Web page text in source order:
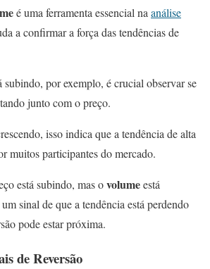
é uma ferramenta essencial na análise
a confirmar a força das tendências de
subindo, por exemplo, é crucial observar se
junto com o preço.
isso indica que a tendência de alta
muitos participantes do mercado.
está subindo, mas ovolumeestá
sinal de que a tendência está perdendo
pode estar próxima.
de Reversão